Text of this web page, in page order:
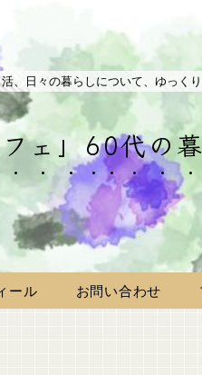
、日々の暮らしについて、ゆっく
ェ」60代の
ール お問い合わせ